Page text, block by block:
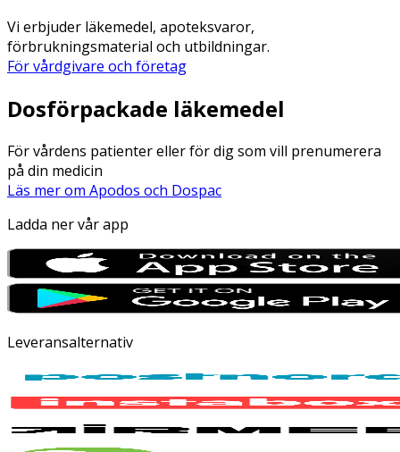
Vi erbjuder läkemedel, apoteksvaror,
förbrukningsmaterial och utbildningar.
För vårdgivare och företag
Dosförpackade läkemedel
För vårdens patienter eller för dig som vill prenumerera
på din medicin
Läs mer om Apodos och Dospac
Ladda ner vår app
Leveransalternativ